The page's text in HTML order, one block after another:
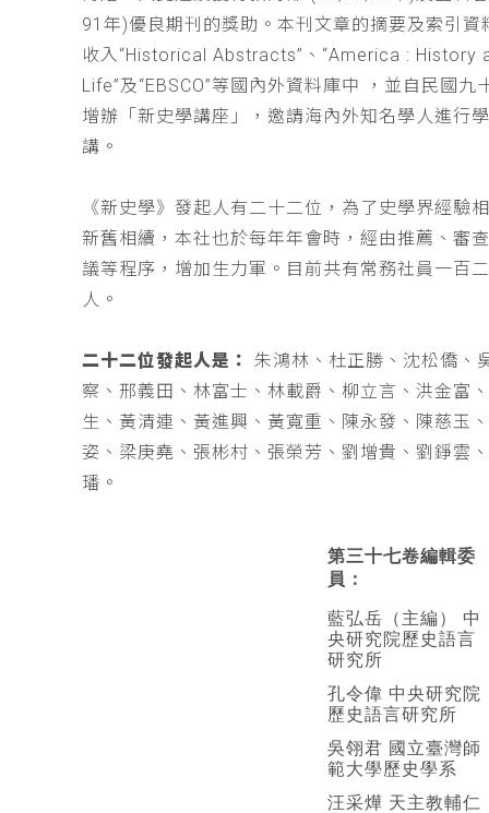
91年)優良期刊的獎助。本刊文章的摘要及索引資
收入“Historical Abstracts”、“America : History
Life”及“EBSCO”等國內外資料庫中 ，並自民國九
增辦「新史學講座」，邀請海內外知名學人進行
講。
《新史學》發起人有二十二位，為了史學界經驗
新舊相續，本社也於每年年會時，經由推薦、審
議等程序，增加生力軍。目前共有常務社員一百
人。
二十二位發起人是：
朱鴻林、杜正勝、沈松僑、
察、邢義田、林富士、林載爵、柳立言、洪金富
生、黃清連、黃進興、黃寬重、陳永發、陳慈玉
姿、梁庚堯、張彬村、張榮芳、劉增貴、劉錚雲
璠。
第三十七卷編輯委
員：
藍弘岳（主編） 中
央研究院歷史語言
研究所
孔令偉 中央研究院
歷史語言研究所
吳翎君 國立臺灣師
範大學歷史學系
汪采燁 天主教輔仁